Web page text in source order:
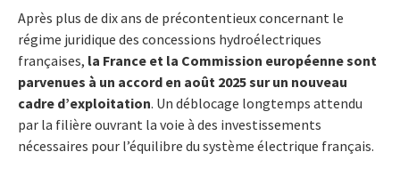
Après plus de dix ans de précontentieux concernant le
régime juridique des concessions hydroélectriques
françaises, la France et la Commission européenne sont
parvenues à un accord en août 2025 sur un nouveau
cadre d’exploitation. Un déblocage longtemps attendu
par la filière ouvrant la voie à des investissements
nécessaires pour l’équilibre du système électrique français.